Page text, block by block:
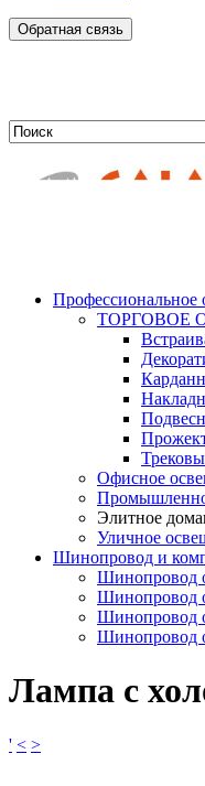
Обратная связь
Профессиональное
ТОРГОВОЕ
Офисное
Элитное
Уличное
Шинопровод и
Шинопровод
Шинопровод
Шинопровод
Шинопровод
Лампа с
' < >